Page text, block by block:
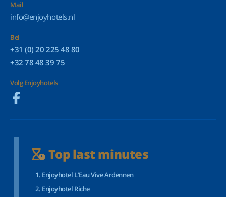
Mail
info@enjoyhotels.nl
Bel
+31 (0) 20 225 48 80
+32 78 48 39 75
Volg Enjoyhotels
Top last minutes
Enjoyhotel L’Eau Vive Ardennen
Enjoyhotel Riche